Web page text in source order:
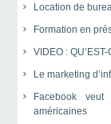
Location de
Formation en
VIDEO :
Le marketing
Facebook
américaines